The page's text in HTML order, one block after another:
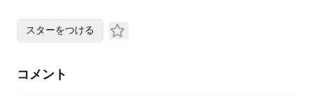
スターをつける
コメント